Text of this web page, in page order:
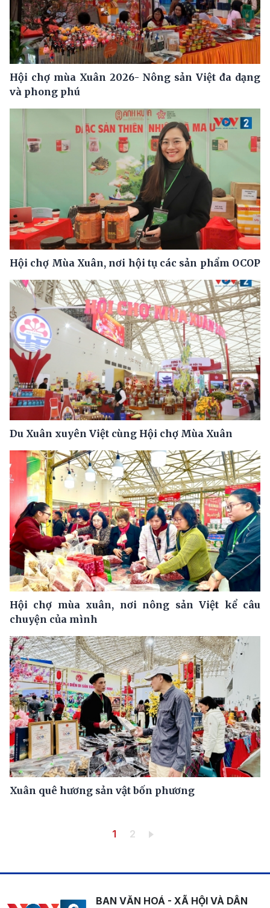
Hội chợ mùa Xuân 2026- Nông sản Việt đa dạng
và phong phú
Hội chợ Mùa Xuân, nơi hội tụ các sản phẩm OCOP
Du Xuân xuyên Việt cùng Hội chợ Mùa Xuân
Hội chợ mùa xuân, nơi nông sản Việt kể câu
chuyện của mình
Xuân quê hương sản vật bốn phương
Trang hiện thời
1 Trang
2
BAN VĂN HOÁ - XÃ HỘI VÀ DÂN